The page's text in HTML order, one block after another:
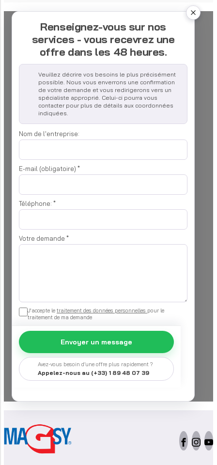
Renseignez-vous sur nos
services - vous recevrez une
offre dans les 48 heures.
Veuillez décrire vos besoins le plus précisément
possible. Nous vous enverrons une confirmation
de votre demande et vous redirigerons vers un
spécialiste approprié. Celui-ci pourra vous
contacter pour plus de détails aux coordonnées
indiquées.
Nom de l'entreprise:
E-mail (obligatoire) *
Téléphone: *
Votre demande *
J'accepte le traitement des données personnelles pour le
traitement de ma demande
Envoyer un message
Avez-vous besoin d’une offre plus rapidement ?
Appelez-nous au (+33) 1 89 48 07 39